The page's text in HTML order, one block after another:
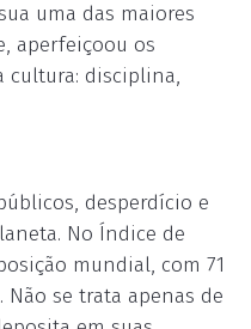
uma das maiores
aperfeiçoou os
cultura: disciplina,
desperdício e
No Índice de
mundial, com 71
Não se trata apenas de